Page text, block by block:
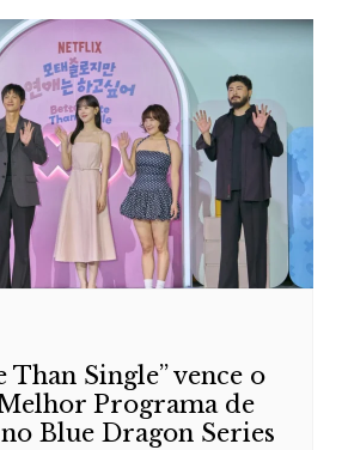
Than Single” vence o
Programa de
Blue Dragon Series